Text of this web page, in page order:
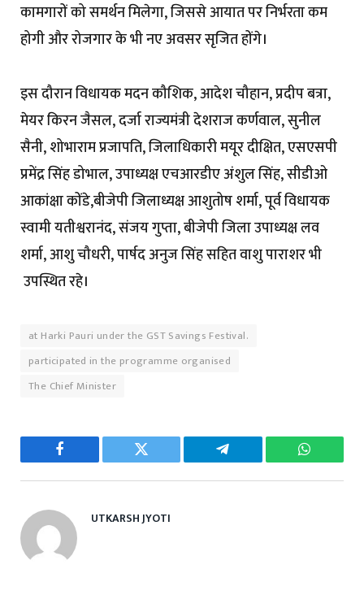
कामगारों को समर्थन मिलेगा, जिससे आयात पर निर्भरता कम
होगी और रोजगार के भी नए अवसर सृजित होंगे।
इस दौरान विधायक मदन कौशिक, आदेश चौहान, प्रदीप बत्रा,
मेयर किरन जैसल, दर्जा राज्यमंत्री देशराज कर्णवाल, सुनील
सैनी, शोभाराम प्रजापति, जिलाधिकारी मयूर दीक्षित, एसएसपी
प्रमेंद्र सिंह डोभाल, उपाध्यक्ष एचआरडीए अंशुल सिंह, सीडीओ
आकांक्षा कोंडे,बीजेपी जिलाध्यक्ष आशुतोष शर्मा, पूर्व विधायक
स्वामी यतीश्वरानंद, संजय गुप्ता, बीजेपी जिला उपाध्यक्ष लव
शर्मा, आशु चौधरी, पार्षद अनुज सिंह सहित वाशु पाराशर भी
उपस्थित रहे।
at Harki Pauri under the GST Savings Festival.
participated in the programme organised
The Chief Minister
Facebook Twitter Telegram
UTKARSH JYOTI